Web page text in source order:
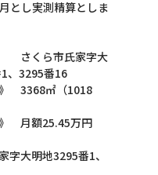
とし実測精算としま
さくら市氏家字大
、3295番16
》 3368㎡（1018
》 月額25.45万円
字大明地3295番1、